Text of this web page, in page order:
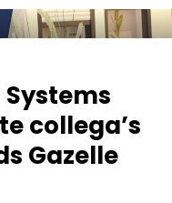
Systems
collega’s
Gazelle